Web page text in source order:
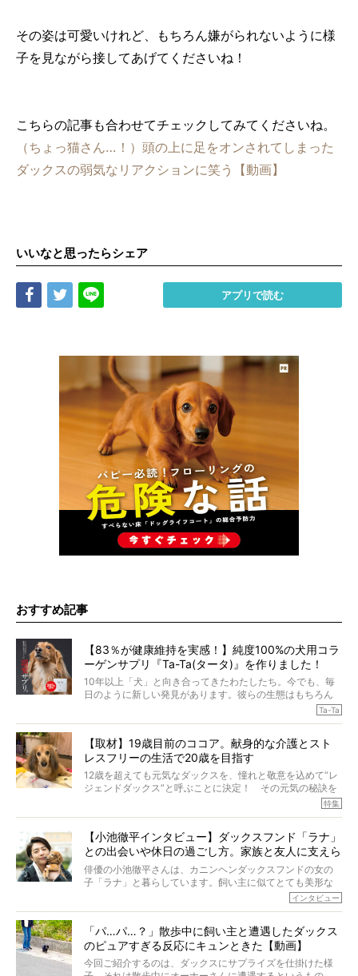
その姿は可愛いけれど、もちろん嫌がられないように様
子を見ながら接してあげてくださいね！
こちらの記事も合わせてチェックしてみてくださいね。
（ちょっ猫さん…！）頭の上に足をオンされてしまった
ダックスの弱気なリアクションに笑う【動画】
いいなと思ったらシェア
Share Tweet アプリで読む
おすすめ記事
【83％が健康維持を実感！】純度100%の犬用コラ
ーゲンサプリ『Ta-Ta(タータ)』を作りました！
10年以上「犬」と向き合ってきたわたしたち。今でも、毎
日のように新しい発見があります。彼らの生態はもちろん
のこと、「食事」に関することも同じです。昔の犬は25年
代の犬の食事は“ある重要な栄養”が不足しがちになっている
というのです。
それを効率よくおぎなってくれるのが、コラーゲン！ そ
こでわたしたちは、純度100%の犬用コラーゲンサプリ
『Ta-Ta(タータ)』を作りました！
愛犬家の83％が「健康維持を実感した」と評判のTa-Ta(タ
か届きますように。
Ta-Ta
【取材】19歳目前のココア。献身的な介護とスト
レスフリーの生活で20歳を目指す
12歳を超えても元気なダックスを、憧れと敬意を込めて“レ
ジェンドダックス”と呼ぶことに決定！ その元気の秘訣を
オーナーさんに伺うのが、特集『レジェンドダックスの肖
く」というオーナーさんのポリシーのもと、甘やかさずに
育てられ、18歳になるまで定期検査すらしたことがなかっ
たというココアくん。果たしてその長生きの秘訣とは。
特集
【小池徹平インタビュー】ダックスフンド「ラナ」
との出会いや休日の過ごし方。家族と友人に支えら
れてー
俳優の小池徹平さんは、カニンヘンダックスフンドの女の
子「ラナ」と暮らしています。飼い主に似てとても美形な
ラナは、現在８才。小池さんのインスタグラムでは、ラナ
ケメンから愛されているラナは、去年の誕生日に小池さん
からプレゼントしてもらったハーネスをつけて撮影に参加
してくれました。
インタビュー
「パ…パ…？」散歩中に飼い主と遭遇したダックス
のピュアすぎる反応にキュンときた【動画】
今回ご紹介するのは、ダックスにサプライズを仕掛けた様